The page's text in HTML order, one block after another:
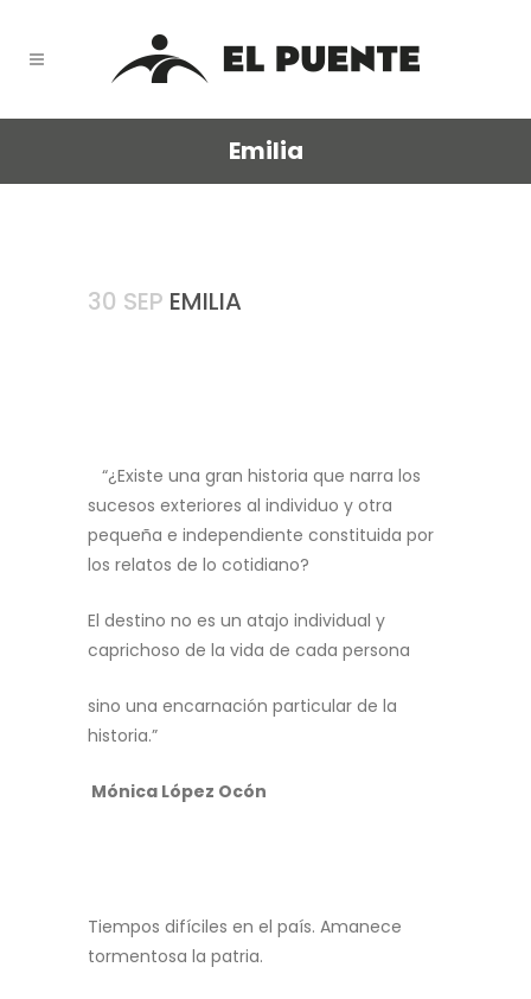
Emilia
30 SEP EMILIA
“¿Existe una gran historia que narra los
sucesos exteriores al individuo y otra
pequeña e independiente constituida por
los relatos de lo cotidiano?
El destino no es un atajo individual y
caprichoso de la vida de cada persona
sino una encarnación particular de la
historia.”
Mónica López Ocón
Tiempos difíciles en el país. Amanece
tormentosa la patria.